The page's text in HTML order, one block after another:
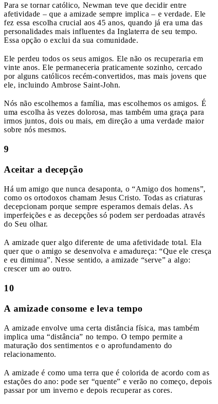
Para se tornar católico, Newman teve que decidir entre
afetividade – que a amizade sempre implica – e verdade. Ele
fez essa escolha crucial aos 45 anos, quando já era uma das
personalidades mais influentes da Inglaterra de seu tempo.
Essa opção o exclui da sua comunidade.
Ele perdeu todos os seus amigos. Ele não os recuperaria em
vinte anos. Ele permaneceria praticamente sozinho, cercado
por alguns católicos recém-convertidos, mas mais jovens que
ele, incluindo Ambrose Saint-John.
Nós não escolhemos a família, mas escolhemos os amigos. É
uma escolha às vezes dolorosa, mas também uma graça para
irmos juntos, dois ou mais, em direção a uma verdade maior
sobre nós mesmos.
9
Aceitar a decepção
Há um amigo que nunca desaponta, o “Amigo dos homens”,
como os ortodoxos chamam Jesus Cristo. Todas as criaturas
decepcionam porque sempre esperamos demais delas. As
imperfeições e as decepções só podem ser perdoadas através
do Seu olhar.
A amizade quer algo diferente de uma afetividade total. Ela
quer que o amigo se desenvolva e amadureça: “Que ele cresça
e eu diminua”. Nesse sentido, a amizade “serve” a algo:
crescer um ao outro.
10
A amizade consome e leva tempo
A amizade envolve uma certa distância física, mas também
implica uma “distância” no tempo. O tempo permite a
maturação dos sentimentos e o aprofundamento do
relacionamento.
A amizade é como uma terra que é colorida de acordo com as
estações do ano: pode ser “quente” e verão no começo, depois
passar por um inverno e depois recuperar as cores.